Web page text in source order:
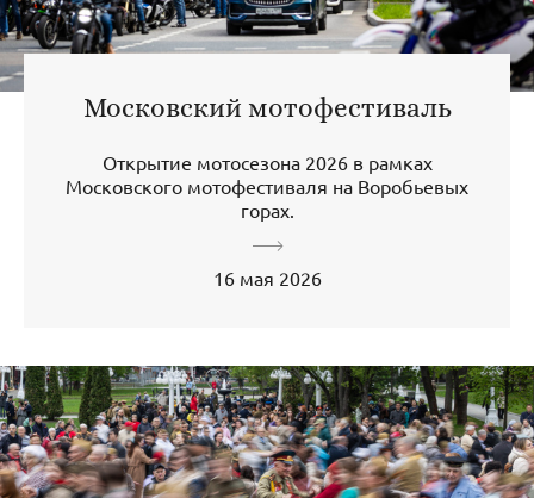
Московский мотофестиваль
Открытие мотосезона 2026 в рамках
Московского мотофестиваля на Воробьевых
горах.
16 мая 2026